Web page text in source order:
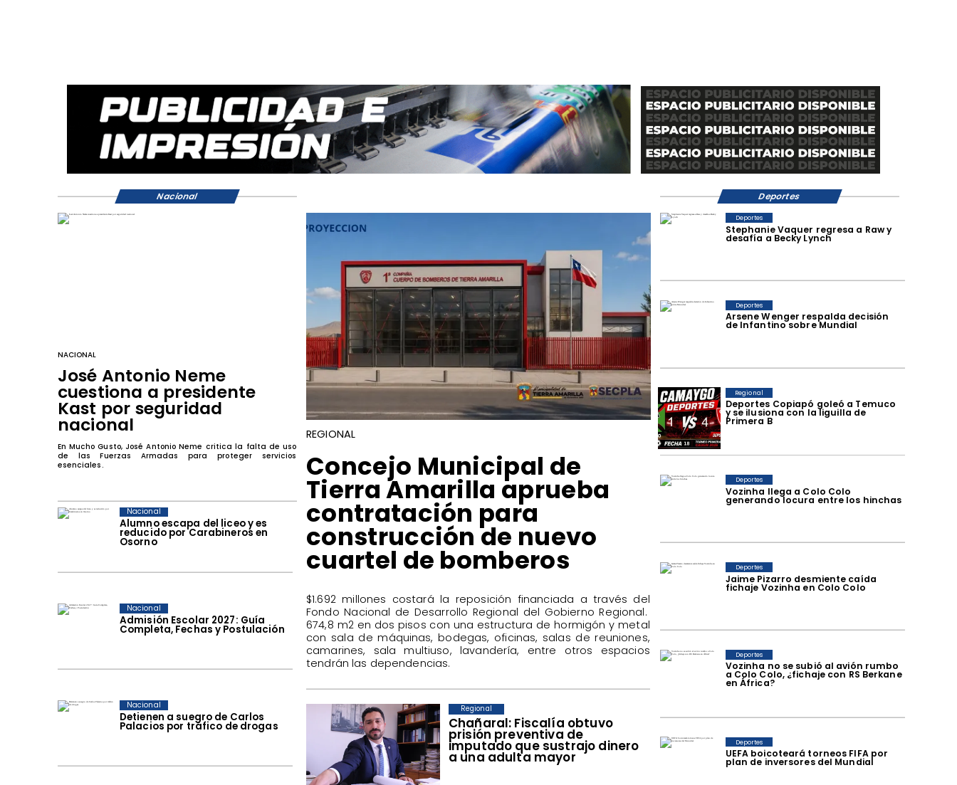
Stephanie Vaquer regresa a Raw y
desafía a Becky Lynch
Deportes
Arsene Wenger respalda decisión
de Infantino sobre Mundial
Deportes
Deportes Copiapó goleó a Temuco
y se ilusiona con la liguilla de
Primera B
Regional
Vozinha llega a Colo Colo
generando locura entre los hinchas
Deportes
Jaime Pizarro desmiente caída
fichaje Vozinha en Colo Colo
Deportes
Vozinha no se subió al avión rumbo
a Colo Colo, ¿fichaje con RS Berkane
en África?
Deportes
UEFA boicoteará torneos FIFA por
plan de inversores del Mundial
Deportes
Alumno escapa del liceo y es
reducido por Carabineros en
Osorno
Nacional
Admisión Escolar 2027: Guía
Completa, Fechas y Postulación
Nacional
Detienen a suegro de Carlos
Palacios por tráfico de drogas
Nacional
Chañaral: Fiscalía obtuvo
prisión preventiva de
imputado que sustrajo dinero
a una adulta mayor
Regional
NACIONAL
José Antonio Neme
cuestiona a presidente
Kast por seguridad
nacional
En Mucho Gusto, José Antonio Neme critica la falta de uso
de las Fuerzas Armadas para proteger servicios
esenciales.
REGIONAL
Concejo Municipal de
Tierra Amarilla aprueba
contratación para
construcción de nuevo
cuartel de bomberos
$1.692 millones costará la reposición financiada a través del
Fondo Nacional de Desarrollo Regional del Gobierno Regional.
674,8 m2 en dos pisos con una estructura de hormigón y metal
con sala de máquinas, bodegas, oficinas, salas de reuniones,
camarines, sala multiuso, lavandería, entre otros espacios
tendrán las dependencias.
Nacional Deportes